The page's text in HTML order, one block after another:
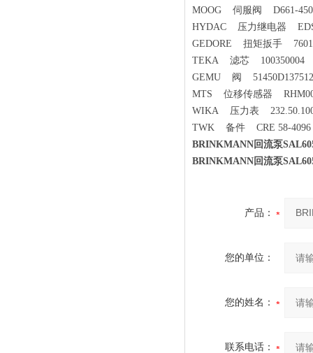
MOOG 伺服阀 D661-
HYDAC 压力继电器
GEDORE 扭矩扳手
TEKA 滤芯 100350004
GEMU 阀 51450D137512
MTS 位移传感器
WIKA 压力表 232.50.100
TWK 备件 CRE 58-4096
BRINKMANN回流泵
BRINKMANN回流泵
产品：
您的单位：
您的姓名：
联系电话：